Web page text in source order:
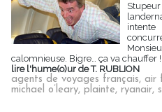
calomnieuse. Bigre… ça va chauffer !
lire l'hume(o)ur de T. RUBLION
agents de voyages français, air
michael o’leary, plainte, ryanair,